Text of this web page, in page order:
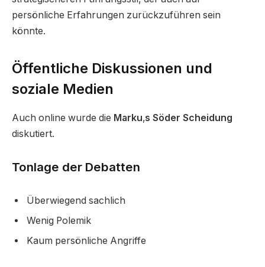
persönliche Erfahrungen zurückzuführen sein
könnte.
Öffentliche Diskussionen und
soziale Medien
Auch online wurde die Marku‚s Söder Scheidung
diskutiert.
Tonlage der Debatten
Überwiegend sachlich
Wenig Polemik
Kaum persönliche Angriffe